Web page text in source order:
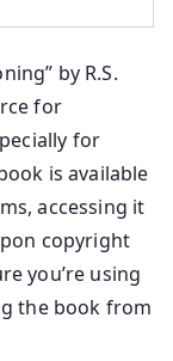
by R.S.
for
for
is available
accessing it
copyright
you’re using
the book from